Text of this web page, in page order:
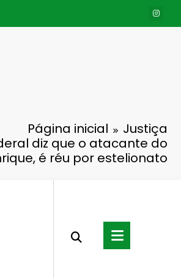
Página inicial
Justiça
diz que o atacante do
é réu por estelionato